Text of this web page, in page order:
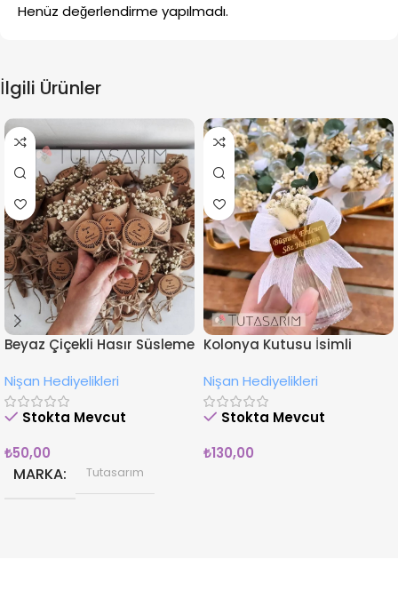
Henüz değerlendirme yapılmadı.
İlgili Ürünler
Beyaz Çiçekli Hasır Süsleme
Magnet
Nişan Hediyelikleri
Stokta Mevcut
₺50,00
MARKA Tutasarım
Kolonya Kutusu İsimli
Nişan Hediyelikleri
Stokta Mevcut
₺130,00